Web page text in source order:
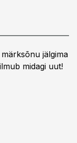
jälgima
midagi uut!